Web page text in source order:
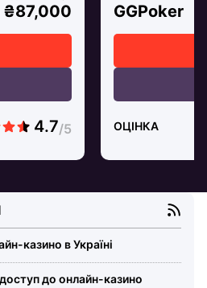
₴87,000 GGPoker
ОЦІНКА
казино в Україні
до онлайн-казино